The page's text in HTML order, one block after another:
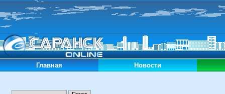
Главная Новости